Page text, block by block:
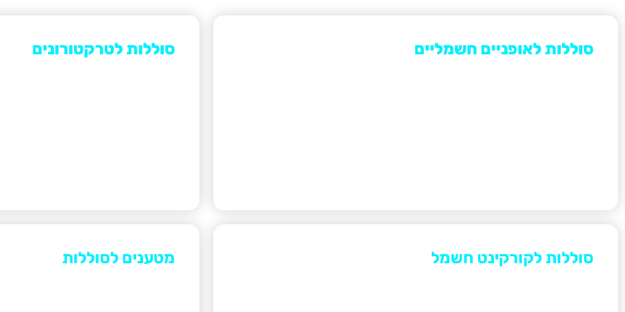
סוללות לאופניים חשמליים סוללות לטרקטורונים
סוללות לקורקינט חשמל מטענים לסוללות